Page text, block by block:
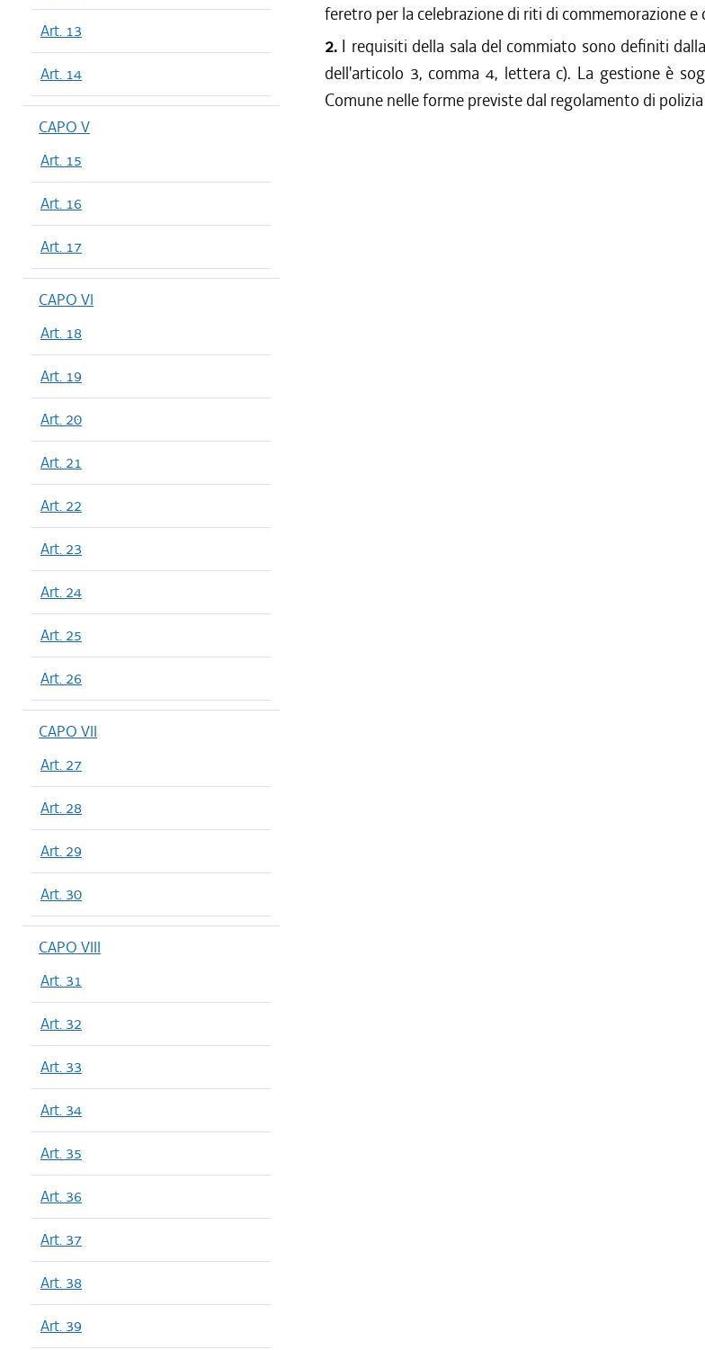
Art. 13
Art. 14
CAPO V
Art. 15
Art. 16
Art. 17
CAPO VI
Art. 18
Art. 19
Art. 20
Art. 21
Art. 22
Art. 23
Art. 24
Art. 25
Art. 26
CAPO VII
Art. 27
Art. 28
Art. 29
Art. 30
CAPO VIII
Art. 31
Art. 32
Art. 33
Art. 34
Art. 35
Art. 36
Art. 37
Art. 38
Art. 39
feretro per la celebrazione di riti di commemorazione
2. I requisiti della sala del commiato sono definiti
dell'articolo 3, comma 4, lettera c). La gestione è
Comune nelle forme previste dal regolamento di